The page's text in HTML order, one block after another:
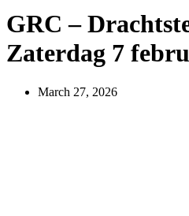
GRC –
Zaterdag 7
March 27, 2026